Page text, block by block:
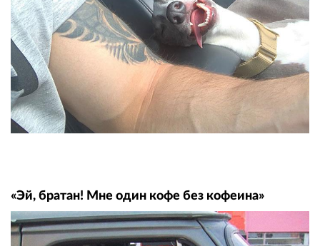
«Эй, братан! Мне один кофе без кофеина»